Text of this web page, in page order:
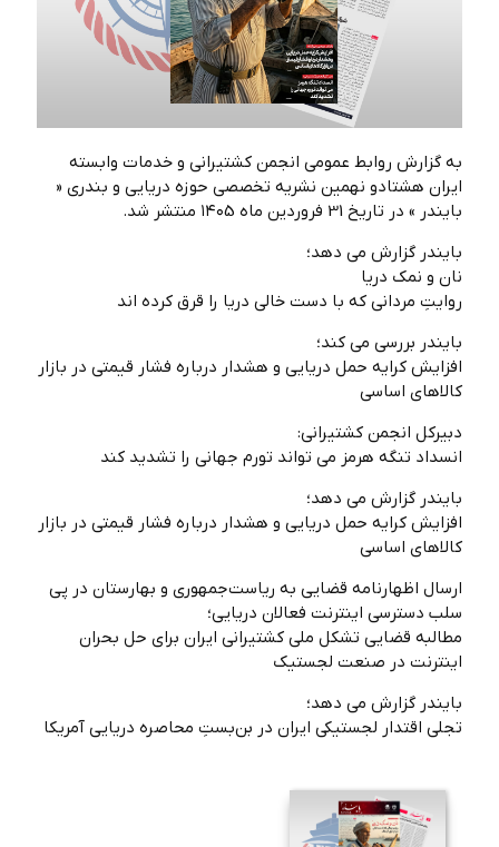
به گزارش روابط عمومی انجمن کشتیرانی و خدمات وابسته
ایران هشتادو نهمین نشریه تخصصی حوزه دریایی و بندری «
بایندر » در تاریخ 31 فروردین ماه ۱۴۰5 منتشر شد.
بایندر گزارش می دهد؛
نان و نمک دریا
روایتِ مردانی که با دست خالی دریا را قرق کرده ‌اند
بایندر بررسی می کند؛
افزایش کرایه حمل دریایی و هشدار درباره فشار قیمتی در بازار
کالاهای اساسی
دبیرکل انجمن کشتیرانی:
انسداد تنگه هرمز می‌ تواند تورم جهانی را تشدید کند
بایندر گزارش می دهد؛
افزایش کرایه حمل دریایی و هشدار درباره فشار قیمتی در بازار
کالاهای اساسی
ارسال اظهارنامه قضایی به ریاست‌جمهوری و بهارستان در پی
سلب دسترسی اینترنت فعالان دریایی؛
مطالبه قضایی تشکل ملی کشتیرانی ایران برای حل بحران
اینترنت در صنعت لجستیک
بایندر گزارش می دهد؛
تجلی اقتدار لجستیکی ایران در بن‌بستِ محاصره دریایی آمریکا